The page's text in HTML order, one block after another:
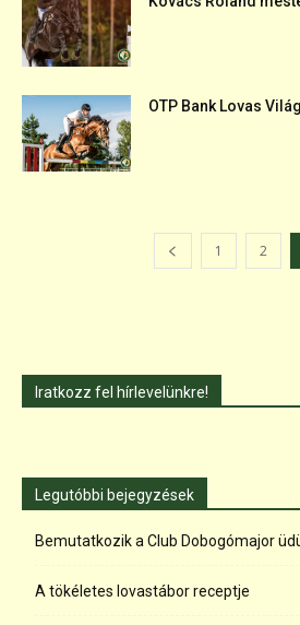
OTP Bank Lovas
1 2
Iratkozz fel hírlevelünkre!
Legutóbbi bejegyzések
Bemutatkozik a Club Dobogómajor
A tökéletes lovastábor receptje